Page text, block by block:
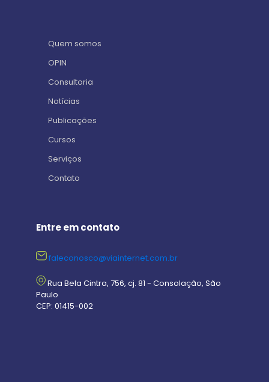
Quem somos
OPIN
Consultoria
Notícias
Publicações
Cursos
Serviços
Contato
Entre em contato
faleconosco@viainternet.com.br
Rua Bela Cintra, 756, cj. 81 - Consolação, São
Paulo
CEP: 01415-002